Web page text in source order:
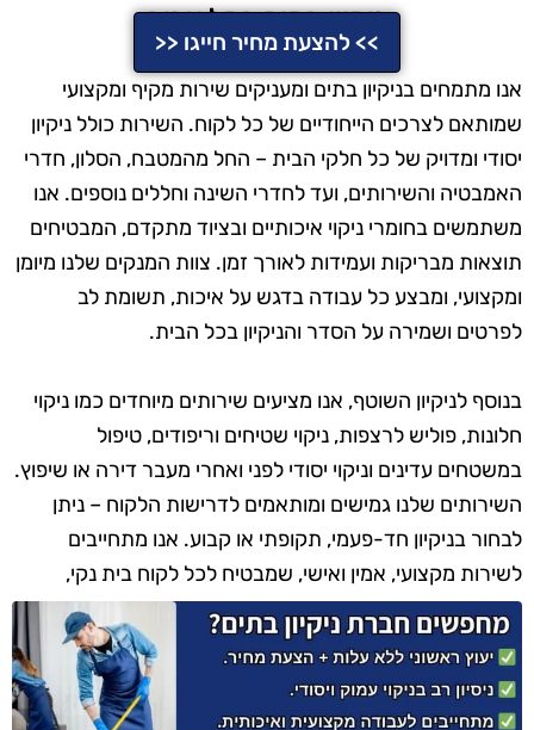
ניקיון בתים בתל אביב
>> להצעת מחיר חייגו <<
אנו מתמחים בניקיון בתים ומעניקים שירות מקיף ומקצועי
שמותאם לצרכים הייחודיים של כל לקוח. השירות כולל ניקיון
יסודי ומדויק של כל חלקי הבית – החל מהמטבח, הסלון, חדרי
האמבטיה והשירותים, ועד לחדרי השינה וחללים נוספים. אנו
משתמשים בחומרי ניקוי איכותיים ובציוד מתקדם, המבטיחים
תוצאות מבריקות ועמידות לאורך זמן. צוות המנקים שלנו מיומן
ומקצועי, ומבצע כל עבודה בדגש על איכות, תשומת לב
לפרטים ושמירה על הסדר והניקיון בכל הבית.
בנוסף לניקיון השוטף, אנו מציעים שירותים מיוחדים כמו ניקוי
חלונות, פוליש לרצפות, ניקוי שטיחים וריפודים, טיפול
במשטחים עדינים וניקוי יסודי לפני ואחרי מעבר דירה או שיפוץ.
השירותים שלנו גמישים ומותאמים לדרישות הלקוח – ניתן
לבחור בניקיון חד-פעמי, תקופתי או קבוע. אנו מתחייבים
לשירות מקצועי, אמין ואישי, שמבטיח לכל לקוח בית נקי,
מסודר ומזמין.